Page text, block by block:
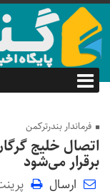
فرماندار بندرترکمن
اتصال خلیج
برقرار می‌شود
ارسال